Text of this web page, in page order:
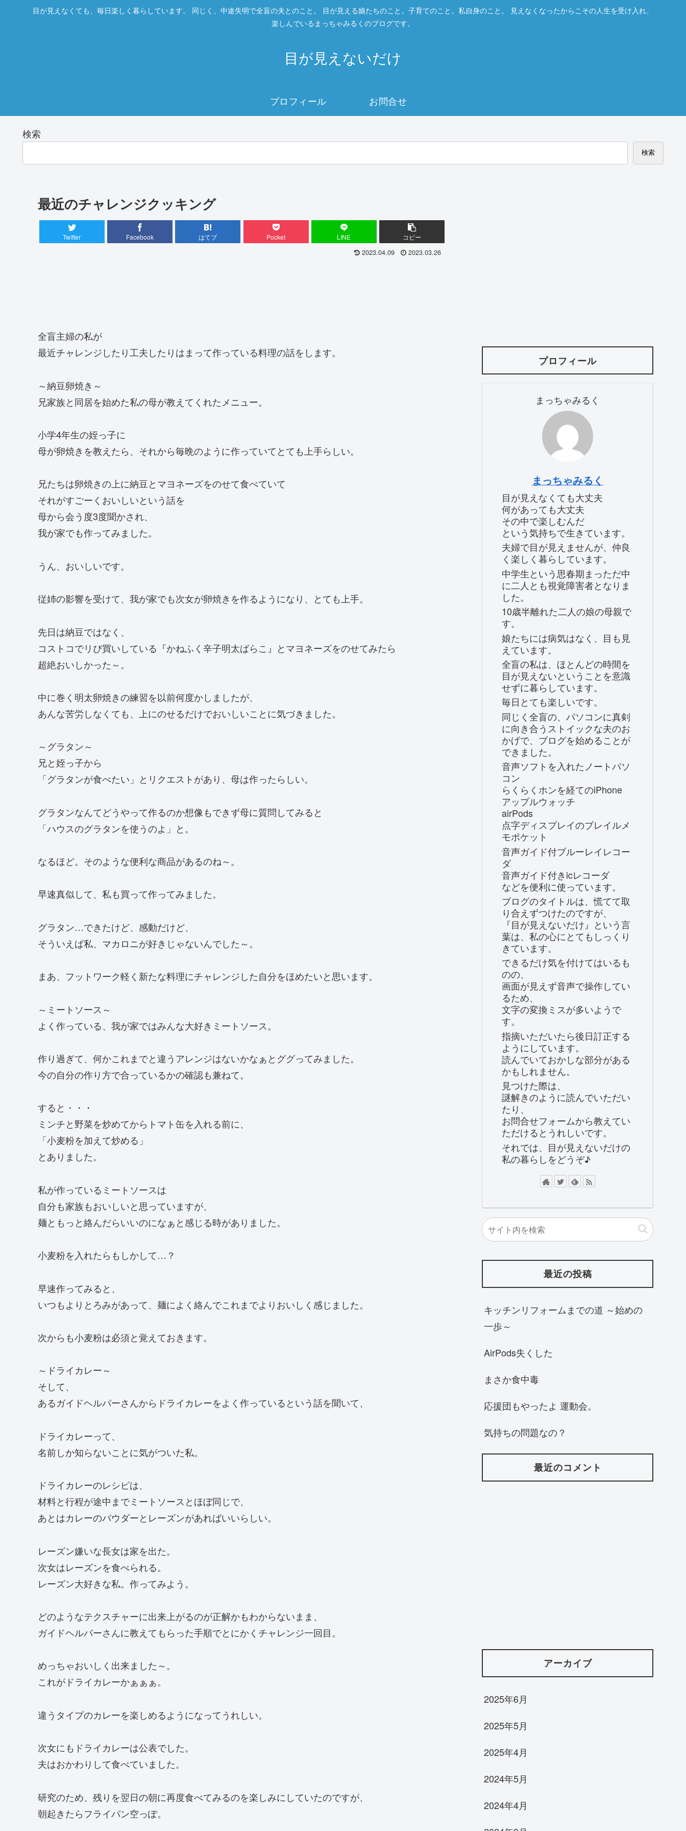
目が見えなくても、毎日楽しく暮らしています。 同じく、中途失明で全盲の夫とのこと。 目が見える娘たちのこと。子育てのこと。私自身のこと。 見えなくなったからこその人生を受け入れ、
楽しんでいるまっちゃみるくのブログです。
目が見えないだけ
プロフィール お問合せ
検索
検索
最近のチャレンジクッキング
Twitter Facebook はてブ Pocket LINE コピー
2023.04.09 2023.03.26
全盲主婦の私が
最近チャレンジしたり工夫したりはまって作っている料理の話をします。
～納豆卵焼き～
兄家族と同居を始めた私の母が教えてくれたメニュー。
小学4年生の姪っ子に
母が卵焼きを教えたら、それから毎晩のように作っていてとても上手らしい。
兄たちは卵焼きの上に納豆とマヨネーズをのせて食べていて
それがすごーくおいしいという話を
母から会う度3度聞かされ、
我が家でも作ってみました。
うん、おいしいです。
従姉の影響を受けて、我が家でも次女が卵焼きを作るようになり、とても上手。
先日は納豆ではなく、
コストコでリぴ買いしている『かねふく辛子明太ばらこ』とマヨネーズをのせてみたら
超絶おいしかった～。
中に巻く明太卵焼きの練習を以前何度かしましたが、
あんな苦労しなくても、上にのせるだけでおいしいことに気づきました。
～グラタン～
兄と姪っ子から
「グラタンが食べたい」とリクエストがあり、母は作ったらしい。
グラタンなんてどうやって作るのか想像もできず母に質問してみると
「ハウスのグラタンを使うのよ」と。
なるほど。そのような便利な商品があるのね～。
早速真似して、私も買って作ってみました。
グラタン…できたけど、感動だけど、
そういえば私、マカロニが好きじゃないんでした～。
まあ、フットワーク軽く新たな料理にチャレンジした自分をほめたいと思います。
～ミートソース～
よく作っている、我が家ではみんな大好きミートソース。
作り過ぎて、何かこれまでと違うアレンジはないかなぁとググってみました。
今の自分の作り方で合っているかの確認も兼ねて。
すると・・・
ミンチと野菜を炒めてからトマト缶を入れる前に、
「小麦粉を加えて炒める」
とありました。
私が作っているミートソースは
自分も家族もおいしいと思っていますが、
麺ともっと絡んだらいいのになぁと感じる時がありました。
小麦粉を入れたらもしかして…？
早速作ってみると、
いつもよりとろみがあって、麺によく絡んでこれまでよりおいしく感じました。
次からも小麦粉は必須と覚えておきます。
～ドライカレー～
そして、
あるガイドヘルパーさんからドライカレーをよく作っているという話を聞いて、
ドライカレーって、
名前しか知らないことに気がついた私。
ドライカレーのレシピは、
材料と行程が途中までミートソースとほぼ同じで、
あとはカレーのパウダーとレーズンがあればいいらしい。
レーズン嫌いな長女は家を出た。
次女はレーズンを食べられる。
レーズン大好きな私。作ってみよう。
どのようなテクスチャーに出来上がるのが正解かもわからないまま、
ガイドヘルパーさんに教えてもらった手順でとにかくチャレンジ一回目。
めっちゃおいしく出来ました～。
これがドライカレーかぁぁぁ。
違うタイプのカレーを楽しめるようになってうれしい。
次女にもドライカレーは公表でした。
夫はおかわりして食べていました。
研究のため、残りを翌日の朝に再度食べてみるのを楽しみにしていたのですが、
朝起きたらフライパン空っぽ。
プロフィール
まっちゃみるく
まっちゃみるく
目が見えなくても大丈夫
何があっても大丈夫
その中で楽しむんだ
という気持ちで生きています。
夫婦で目が見えませんが、仲良
く楽しく暮らしています。
中学生という思春期まっただ中
に二人とも視覚障害者となりま
した。
10歳半離れた二人の娘の母親で
す。
娘たちには病気はなく、目も見
えています。
全盲の私は、ほとんどの時間を
目が見えないということを意識
せずに暮らしています。
毎日とても楽しいです。
同じく全盲の、パソコンに真剣
に向き合うストイックな夫のお
かげで、ブログを始めることが
できました。
音声ソフトを入れたノートパソ
コン
らくらくホンを経てのiPhone
アップルウォッチ
airPods
点字ディスプレイのブレイルメ
モポケット
音声ガイド付ブルーレイレコー
ダ
音声ガイド付きicレコーダ
などを便利に使っています。
ブログのタイトルは、慌てて取
り合えずつけたのですが、
『目が見えないだけ』という言
葉は、私の心にとてもしっくり
きています。
できるだけ気を付けてはいるも
のの、
画面が見えず音声で操作してい
るため、
文字の変換ミスが多いようで
す。
指摘いただいたら後日訂正する
ようにしています。
読んでいておかしな部分がある
かもしれません。
見つけた際は、
謎解きのように読んでいただい
たり、
お問合せフォームから教えてい
ただけるとうれしいです。
それでは、目が見えないだけの
私の暮らしをどうぞ♪
最近の投稿
キッチンリフォームまでの道 ～始めの
一歩～
AirPods失くした
まさか食中毒
応援団もやったよ 運動会。
気持ちの問題なの？
最近のコメント
アーカイブ
2025年6月
2025年5月
2025年4月
2024年5月
2024年4月